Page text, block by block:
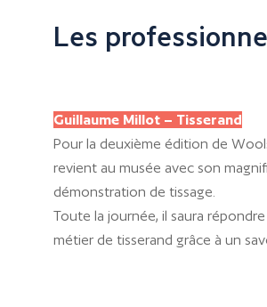
Les
Guillaume Millot – Tisserand
Pour la deuxième édition de
revient au musée avec son
démonstration de tissage.
Toute la journée, il saura
métier de tisserand grâce à un